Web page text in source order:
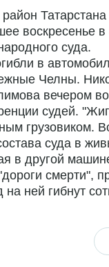
воскресенье
суда.
в
Челны.
вечером
судей.
грузовиком.
суда в
в другой
смерти",
на ней гибнут